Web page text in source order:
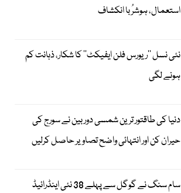
استعمال، ہوشرُبا انکشاف
نئی نسل ’’ریورس فلن ایفیکٹ‘‘ کا شکار، ذہانت کم
ہونے لگی
دنیا کی طاقتور ترین شمسی دوربین نے سورج کی
حیران کن اور انتہائی واضح تصاویر حاصل کرلیں
سام سنگ نے گوگل سے پہلے 38 نئی اینڈرائیڈ